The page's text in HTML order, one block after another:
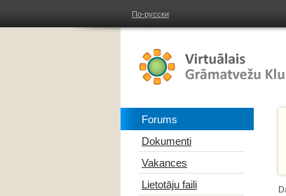
По-русски
Forums
Dokumenti
Vakances
Lietotāju faili